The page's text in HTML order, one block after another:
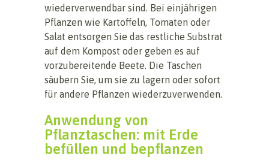
wiederverwendbar sind. Bei einjährigen
Pflanzen wie Kartoffeln, Tomaten oder
Salat entsorgen Sie das restliche Substrat
auf dem Kompost oder geben es auf
vorzubereitende Beete. Die Taschen
säubern Sie, um sie zu lagern oder sofort
für andere Pflanzen wiederzuverwenden.
Anwendung von
Pflanztaschen: mit Erde
befüllen und bepflanzen